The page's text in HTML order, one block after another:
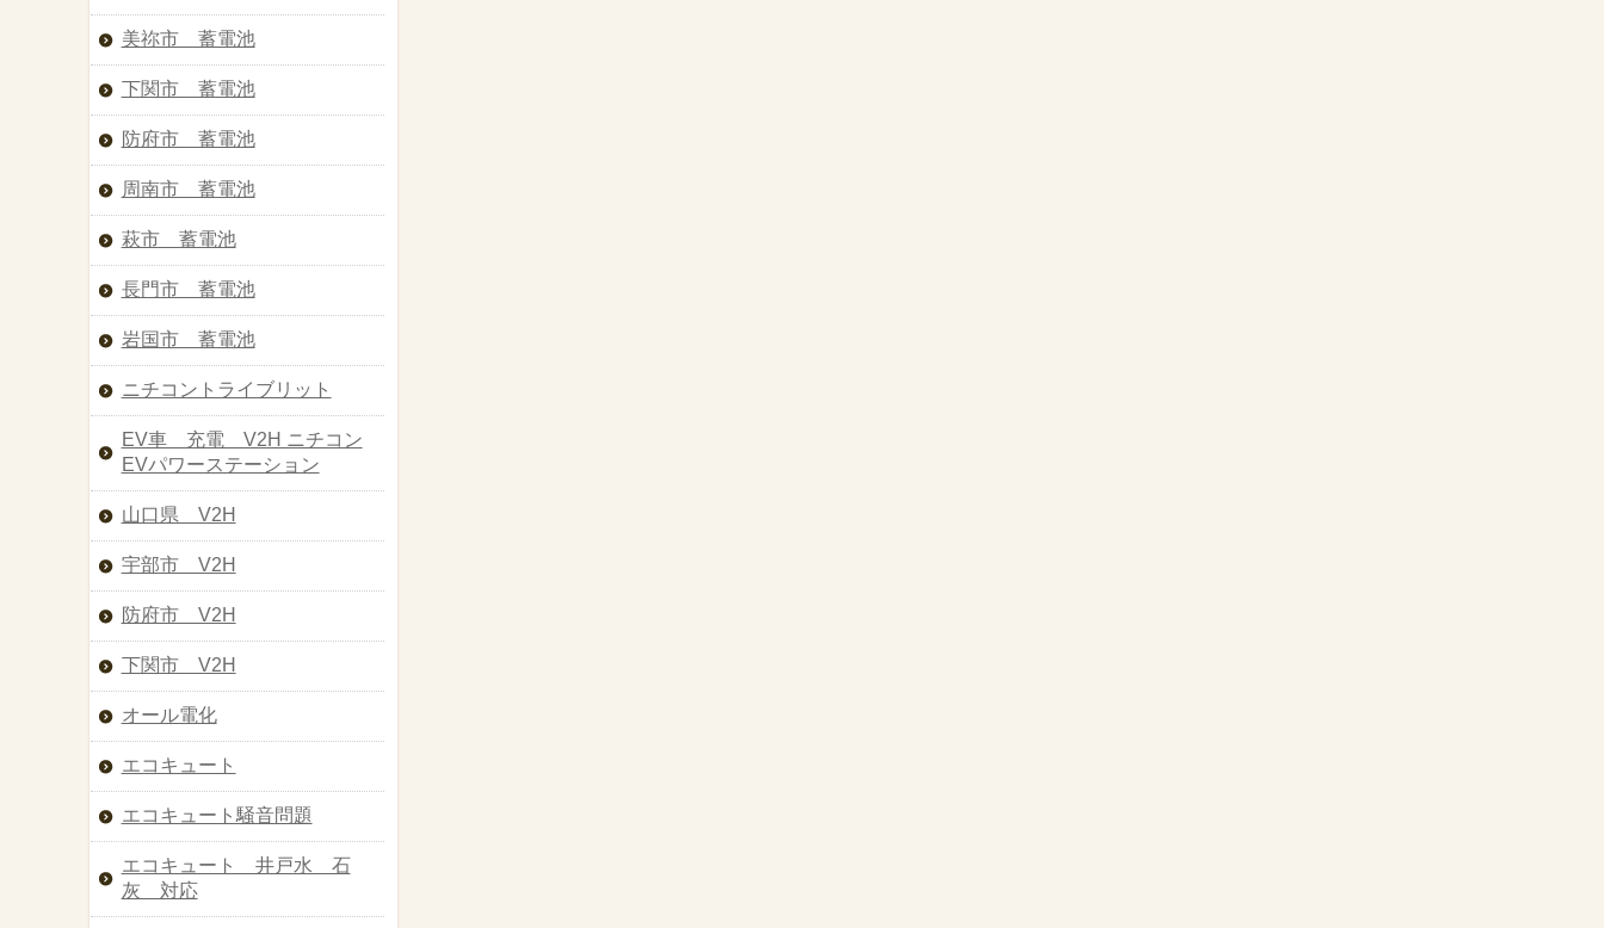
美祢市 蓄電池
下関市 蓄電池
防府市 蓄電池
周南市 蓄電池
萩市 蓄電池
長門市 蓄電池
岩国市 蓄電池
ニチコントライブリット
EV車 充電 V2H ニチコン
EVパワーステーション
山口県 V2H
宇部市 V2H
防府市 V2H
下関市 V2H
オール電化
エコキュート
エコキュート騒音問題
エコキュート 井戸水 石
灰 対応